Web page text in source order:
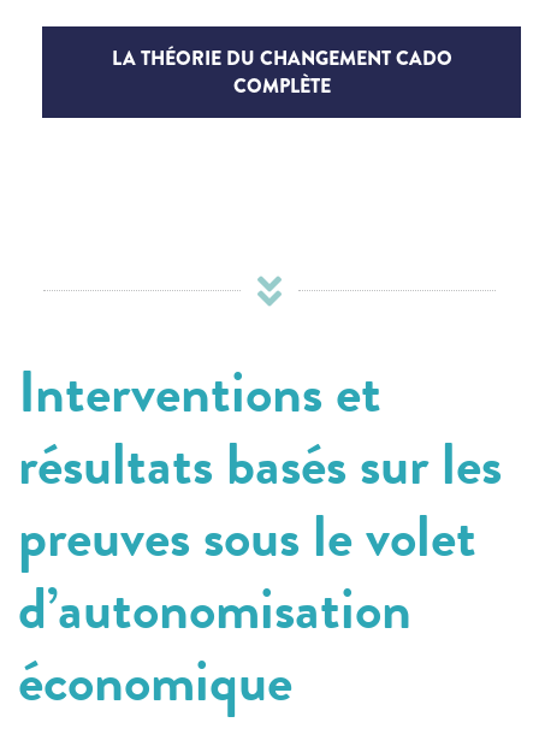
LA THÉORIE DU CHANGEMENT CADO
COMPLÈTE
Interventions et
résultats basés sur les
preuves sous le volet
d’autonomisation
économique